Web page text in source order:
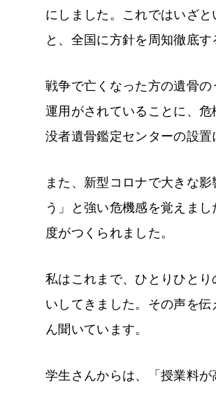
にしました。これではいざ
と、全国に方針を周知徹底
戦争で亡くなった方の遺骨
運用がされていることに、
没者遺骨鑑定センターの設
また、新型コロナで大きな
う」と強い危機感を覚えま
度がつくられました。
私はこれまで、ひとりひと
いしてきました。その声を
ん聞いています。
学生さんからは、「授業料